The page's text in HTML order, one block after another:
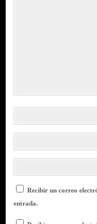
Recibir un correo
entrada.